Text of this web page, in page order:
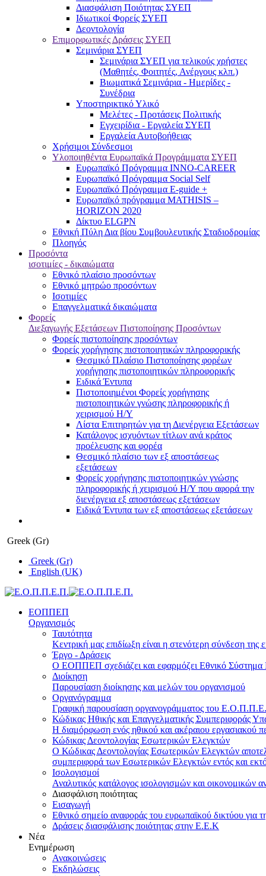
Διασφάλιση Ποιότητας ΣΥΕΠ
Ιδιωτικοί Φορείς ΣΥΕΠ
Δεοντολογία
Επιμορφωτικές Δράσεις ΣΥΕΠ
Σεμινάρια ΣΥΕΠ
Σεμινάρια ΣΥΕΠ για τελικούς χρήστες
(Μαθητές, Φοιτητές, Ανέργους κλπ.)
Βιωματικά Σεμινάρια - Ημερίδες -
Συνέδρια
Υποστηρικτικό Υλικό
Μελέτες - Προτάσεις Πολιτικής
Εγχειρίδια - Εργαλεία ΣΥΕΠ
Εργαλεία Αυτοβοήθειας
Χρήσιμοι Σύνδεσμοι
Υλοποιηθέντα Ευρωπαϊκά Προγράμματα ΣΥΕΠ
Ευρωπαϊκό Πρόγραμμα INNO-CAREER
Ευρωπαϊκό Πρόγραμμα Social Self
Ευρωπαϊκό Πρόγραμμα E-guide +
Ευρωπαϊκό πρόγραμμα MATHISIS –
HORIZON 2020
Δίκτυο ELGPN
Εθνική Πύλη Δια βίου Συμβουλευτικής Σταδιοδρομίας
Πλοηγός
Προσόντα
ισοτιμίες - δικαιώματα
Εθνικό πλαίσιο προσόντων
Εθνικό μητρώο προσόντων
Ισοτιμίες
Επαγγελματικά δικαιώματα
Φορείς
Διεξαγωγής Εξετάσεων Πιστοποίησης Προσόντων
Φορείς πιστοποίησης προσόντων
Φορείς χορήγησης πιστοποιητικών πληροφορικής
Θεσμικό Πλαίσιο Πιστοποίησης φορέων
χορήγησης πιστοποιητικών πληροφορικής
Ειδικά Έντυπα
Πιστοποιημένοι Φορείς χορήγησης
πιστοποιητικών γνώσης πληροφορικής ή
χειρισμού Η/Υ
Λίστα Επιτηρητών για τη Διενέργεια Εξετάσεων
Κατάλογος ισχυόντων τίτλων ανά κράτος
προέλευσης και φορέα
Θεσμικό πλαίσιο των εξ αποστάσεως
εξετάσεων
Φορείς χορήγησης πιστοποιητικών γνώσης
πληροφορικής ή χειρισμού Η/Υ που αφορά την
διενέργεια εξ αποστάσεως εξετάσεων
Ειδικά Έντυπα των εξ αποστάσεως εξετάσεων
Greek (Gr)
Greek (Gr)
English (UK)
ΕΟΠΠΕΠ
Οργανισμός
Ταυτότητα
Κεντρική μας επιδίωξη είναι η στενότερη σύνδεση της
Έργο - Δράσεις
Ο ΕΟΠΠΕΠ σχεδιάζει και εφαρμόζει Eθνικό Σύστημα
Διοίκηση
Παρουσίαση διοίκησης και μελών του οργανισμού
Οργανόγραμμα
Γραφική παρουσίαση οργανογράμματος του
Κώδικας Ηθικής και Επαγγελματικής Συμπεριφοράς
Η διαμόρφωση ενός ηθικού και ακέραιου εργασιακού
Κώδικας Δεοντολογίας Εσωτερικών Ελεγκτών
Ο Κώδικας Δεοντολογίας Εσωτερικών Ελεγκτών
συμπεριφορά των Εσωτερικών Ελεγκτών εντός και
Ισολογισμοί
Αναλυτικός κατάλογος ισολογισμών και οικονομικών
Διασφάλιση ποιότητας
Εισαγωγή
Εθνικό σημείο αναφοράς του ευρωπαϊκού δικτύου για
Δράσεις διασφάλισης ποιότητας στην Ε.Ε.Κ
Νέα
Ενημέρωση
Ανακοινώσεις
Εκδηλώσεις